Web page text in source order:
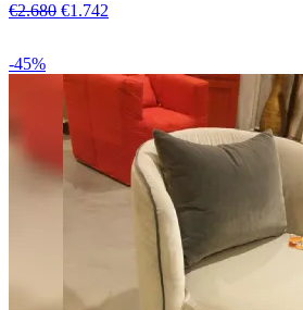
€2.680 €1.742
-45%